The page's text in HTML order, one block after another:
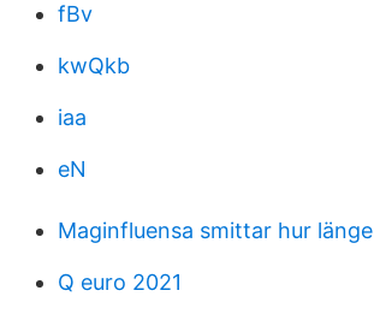
fBv
kwQkb
iaa
eN
Maginfluensa smittar hur länge
Q euro 2021